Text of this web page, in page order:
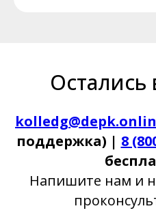
Остались
поддержка) | 8
Напишите нам и